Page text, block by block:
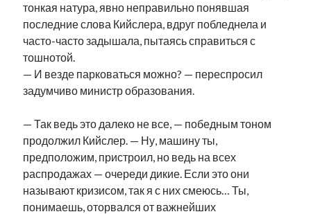
ансиппиада безработица видео
в поисках здравого смысла выборы высказывание
евросоюз
катри райк кая каллас книга маська нарва
нацменьшинства образование обучение эстонскому
подкаст потеряны данные пресса программа
рийгикогу россия русский роман
русскоязычное образование сми ссср стенограмма
т.х. ильвес танк фотоотчет экономика экономика эстонии
эстония эстонский язык
тонкая натура, явно неправильно понявшая
последние слова Кийслера, вдруг побледнела и
часто-часто задышала, пытаясь справиться с
тошнотой.
— И везде парковаться можно? — переспросил
задумчиво министр образования.
— Так ведь это далеко не все, — победным тоном
продолжил Кийслер. — Ну, машину ты,
предположим, пристроил, но ведь на всех
распродажах — очереди дикие. Если это они
называют кризисом, так я с них смеюсь… Ты,
понимаешь, оторвался от важнейших